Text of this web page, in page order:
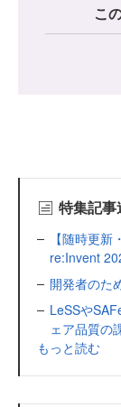
こ
特集記
【随時更
re:Invent
開発者のた
LeSSや
ェア品質の
もっと読む